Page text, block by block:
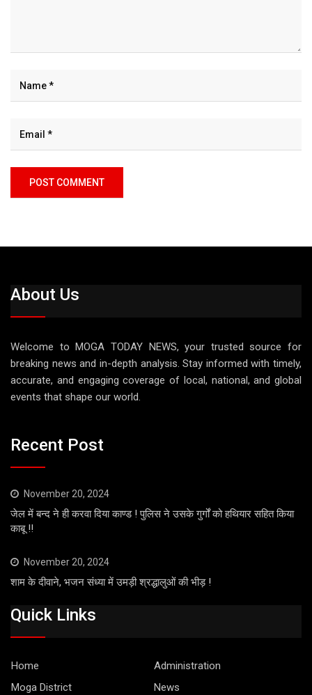
About Us
Welcome to MOGA TODAY NEWS, your trusted source for
breaking news and in-depth analysis. Stay informed with timely,
accurate, and engaging coverage of local, national, and global
events that shape our world.
Recent Post
November 20, 2024
जेल में बन्द ने ही करवा दिया काण्ड ! पुलिस ने उसके गुर्गों को हथियार सहित किया
काबू !!
November 20, 2024
शाम के दीवाने, भजन संध्या में उमड़ी श्रद्धालुओं की भीड़ !
Quick Links
Home
Administration
Moga District
News